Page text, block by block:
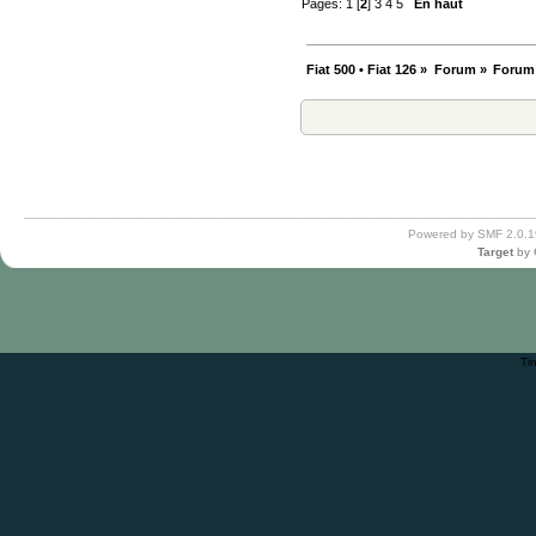
Pages: 1 [2 ]3 4 5 En haut
Fiat 500 • Fiat 126 » Forum»
Powered by SMF
Target by